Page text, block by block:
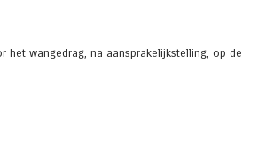
wangedrag, na aansprakelijkstelling, op de